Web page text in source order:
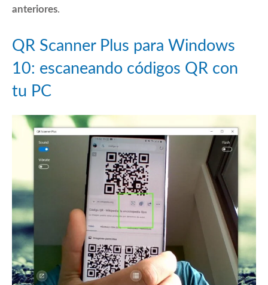
anteriores.
QR Scanner Plus para Windows
10: escaneando códigos QR con
tu PC